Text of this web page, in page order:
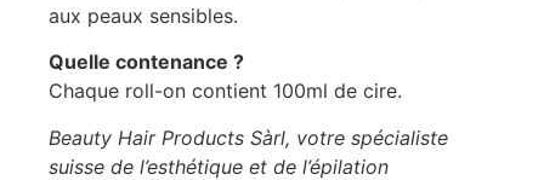
aux peaux sensibles.
Quelle contenance ?
Chaque roll-on contient 100ml de cire.
Beauty Hair Products Sàrl, votre spécialiste
suisse de l’esthétique et de l’épilation